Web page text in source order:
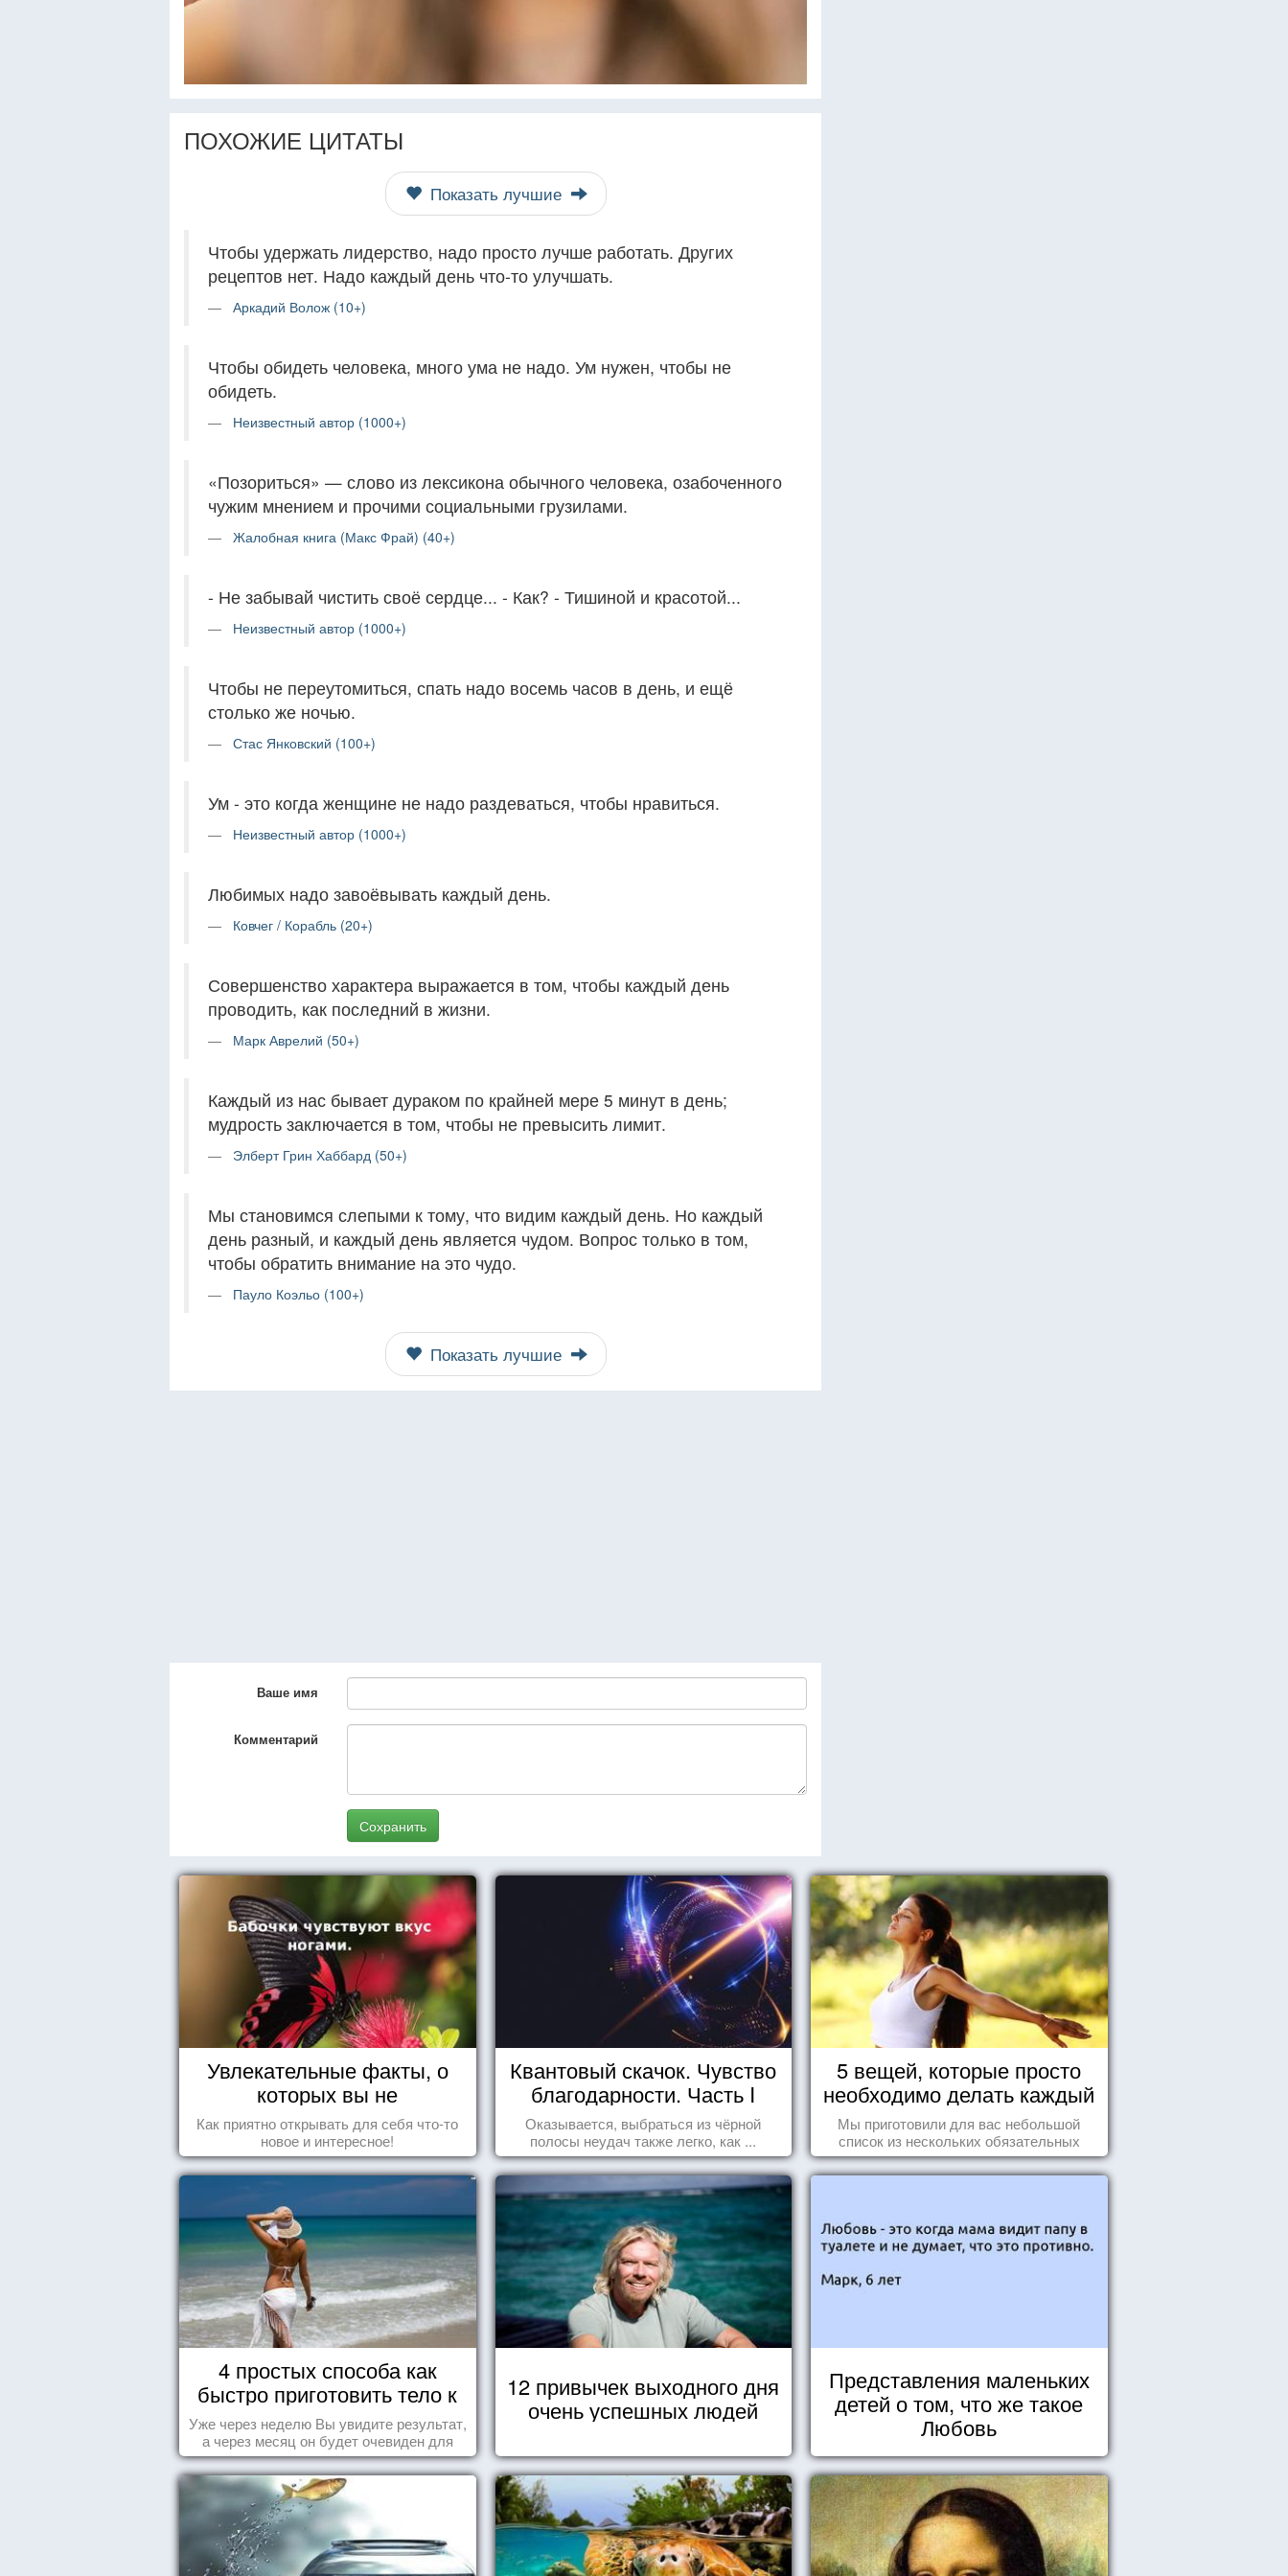
ПОХОЖИЕ ЦИТАТЫ
Показать лучшие
Чтобы удержать лидерство, надо просто лучше работать. Других
рецептов нет. Надо каждый день что-то улучшать.
Аркадий Волож (10+)
Чтобы обидеть человека, много ума не надо. Ум нужен, чтобы не
обидеть.
Неизвестный автор (1000+)
«Позориться» — слово из лексикона обычного человека, озабоченного
чужим мнением и прочими социальными грузилами.
Жалобная книга (Макс Фрай) (40+)
- Не забывай чистить своё сердце... - Как? - Тишиной и красотой...
Неизвестный автор (1000+)
Чтобы не переутомиться, спать надо восемь часов в день, и ещё
столько же ночью.
Стас Янковский (100+)
Ум - это когда женщине не надо раздеваться, чтобы нравиться.
Неизвестный автор (1000+)
Любимых надо завоёвывать каждый день.
Ковчег / Корабль (20+)
Совершенство характера выражается в том, чтобы каждый день
проводить, как последний в жизни.
Марк Аврелий (50+)
Каждый из нас бывает дураком по крайней мере 5 минут в день;
мудрость заключается в том, чтобы не превысить лимит.
Элберт Грин Хаббард (50+)
Мы становимся слепыми к тому, что видим каждый день. Но каждый
день разный, и каждый день является чудом. Вопрос только в том,
чтобы обратить внимание на это чудо.
Пауло Коэльо (100+)
Показать лучшие
Ваше имя
Комментарий
Сохранить
Увлекательные факты, о
которых вы не
догадывались!
Как приятно открывать для себя что-то
новое и интересное!
Квантовый скачок. Чувство
благодарности. Часть I
Оказывается, выбраться из чёрной
полосы неудач также легко, как ...
5 вещей, которые просто
необходимо делать каждый
день
Мы приготовили для вас небольшой
список из нескольких обязательных
вещей, которые должны стать частью
вашего дня.
4 простых способа как
быстро приготовить тело к
морю
Уже через неделю Вы увидите результат,
а через месяц он будет очевиден для
всех!
12 привычек выходного дня
очень успешных людей
Представления маленьких
детей о том, что же такое
Любовь